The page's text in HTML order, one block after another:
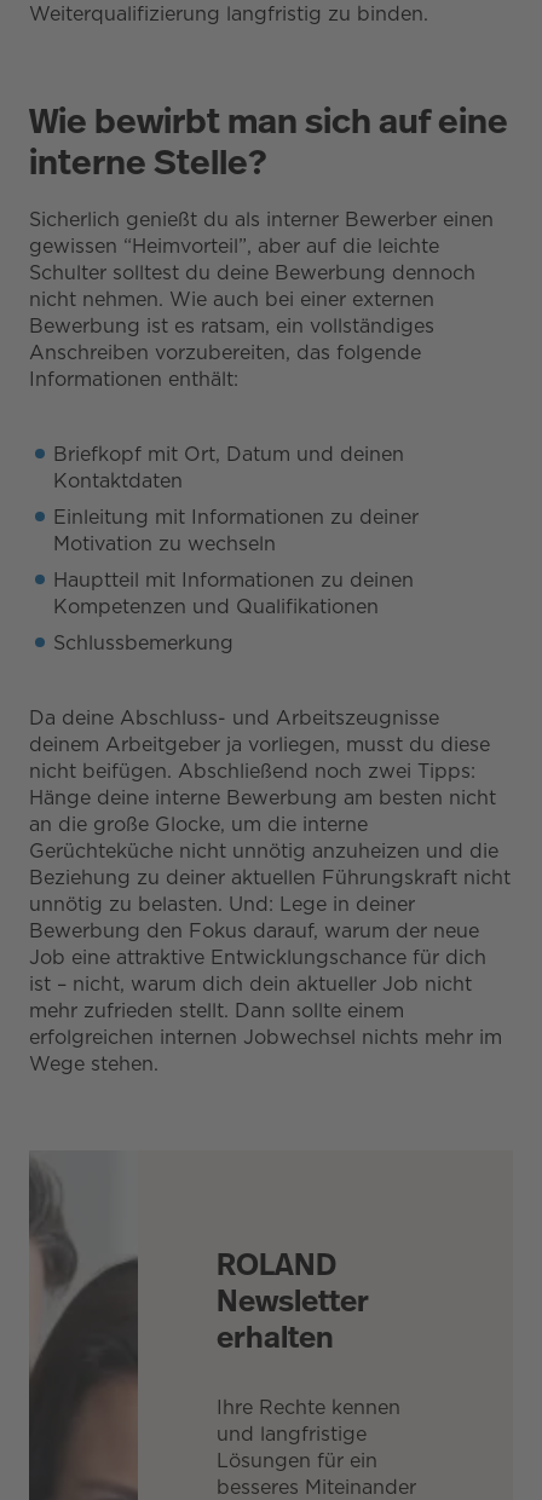
Weiterqualifizierung langfristig zu binden.
Wie bewirbt man sich auf eine
interne Stelle?
Sicherlich genießt du als interner Bewerber einen
gewissen “Heimvorteil”, aber auf die leichte
Schulter solltest du deine Bewerbung dennoch
nicht nehmen. Wie auch bei einer externen
Bewerbung ist es ratsam, ein vollständiges
Anschreiben vorzubereiten, das folgende
Informationen enthält:
Briefkopf mit Ort, Datum und deinen
Kontaktdaten
Einleitung mit Informationen zu deiner
Motivation zu wechseln
Hauptteil mit Informationen zu deinen
Kompetenzen und Qualifikationen
Schlussbemerkung
Da deine Abschluss- und Arbeitszeugnisse
deinem Arbeitgeber ja vorliegen, musst du diese
nicht beifügen. Abschließend noch zwei Tipps:
Hänge deine interne Bewerbung am besten nicht
an die große Glocke, um die interne
Gerüchteküche nicht unnötig anzuheizen und die
Beziehung zu deiner aktuellen Führungskraft nicht
unnötig zu belasten. Und: Lege in deiner
Bewerbung den Fokus darauf, warum der neue
Job eine attraktive Entwicklungschance für dich
ist – nicht, warum dich dein aktueller Job nicht
mehr zufrieden stellt. Dann sollte einem
erfolgreichen internen Jobwechsel nichts mehr im
Wege stehen.
ROLAND
Newsletter
erhalten
Ihre Rechte kennen
und langfristige
Lösungen für ein
besseres Miteinander